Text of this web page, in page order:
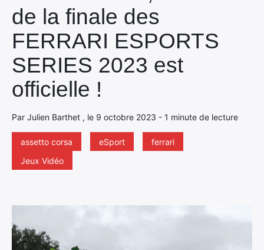
de la finale des
FERRARI ESPORTS
SERIES 2023 est
officielle !
Par Julien Barthet , le 9 octobre 2023 - 1 minute de lecture
assetto corsa eSport
ferrari
Jeux Vidéo